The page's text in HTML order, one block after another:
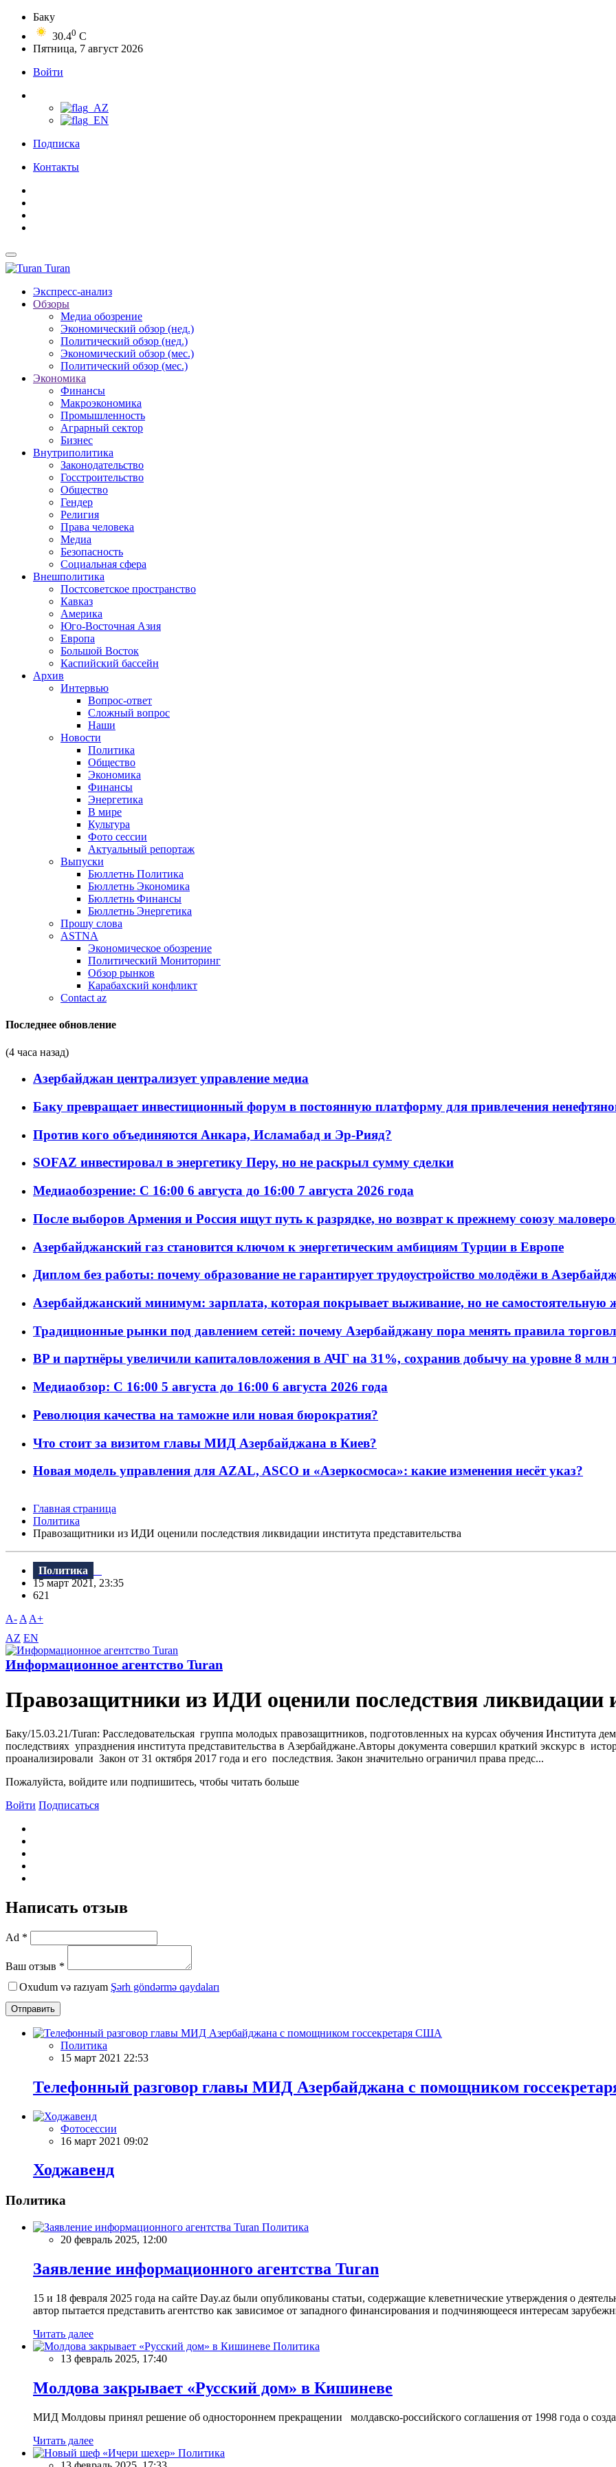
Баку
30.40 C
Пятница, 7 август 2026
Войти
Подписка
Контакты
Turan
Экспресс-анализ
Обзоры
Медиа обозрение
Экономический обзор (нед.)
Политический обзор (нед.)
Экономический обзор (мес.)
Политический обзор (мес.)
Экономика
Финансы
Макроэкономика
Промышленность
Аграрный сектор
Бизнес
Внутриполитика
Законодательство
Госстроительство
Общество
Гендер
Религия
Права человека
Медиа
Безопасность
Социальная сфера
Внешполитика
Постсоветское пространство
Кавказ
Америка
Юго-Восточная Азия
Европа
Большой Восток
Каспийский бассейн
Архив
Интервью
Вопрос-ответ
Сложный вопрос
Наши
Новости
Политика
Общество
Экономика
Финансы
Энергетика
В мире
Культура
Фото сессии
Актуальный репортаж
Выпуски
Бюллетнь Политика
Бюллетнь Экономика
Бюллетнь Финансы
Бюллетнь Энергетика
Прошу слова
ASTNA
Экономическое обозрение
Политический Мониторинг
Обзор рынков
Карабахский конфликт
Contact az
Последнее обновление
(4 часа назад)
Азербайджан централизует управление медиа
Баку превращает инвестиционный форум в постоянную платформу для привлечения
Против кого объединяются Анкара, Исламабад и Эр-Рияд?
SOFAZ инвестировал в энергетику Перу, но не раскрыл сумму сделки
Медиаобозрение: С 16:00 6 августа до 16:00 7 августа 2026 года
После выборов Армения и Россия ищут путь к разрядке, но возврат к прежнему союзу
Азербайджанский газ становится ключом к энергетическим амбициям Турции в Европе
Диплом без работы: почему образование не гарантирует трудоустройство молодёжи в
Азербайджанский минимум: зарплата, которая покрывает выживание, но не самостоятельную
Традиционные рынки под давлением сетей: почему Азербайджану пора менять правила
BP и партнёры увеличили капиталовложения в АЧГ на 31%, сохранив добычу на уровне 8 млн
Медиаобзор: С 16:00 5 августа до 16:00 6 августа 2026 года
Революция качества на таможне или новая бюрократия?
Что стоит за визитом главы МИД Азербайджана в Киев?
Новая модель управления для AZAL, ASCO и «Азеркосмоса»: какие изменения несёт указ?
Главная страница
Политика
Правозащитники из ИДИ оценили последствия ликвидации института представительства
Политика
15 март 2021, 23:35
621
A- A A+
AZ EN
Информационное агентство Turan
Правозащитники из ИДИ оценили последствия ликвидации
Баку/15.03.21/Turan: Расследовательская группа молодых правозащитников, подготовленных на курсах обучения Института
последствиях упразднения института представительства в Азербайджане.Авторы документа совершил краткий экскурс в
проанализировали Закон от 31 октября 2017 года и его последствия. Закон значительно ограничил права предс...
Пожалуйста, войдите или подпишитесь, чтобы читать больше
Войти Подписаться
Написать отзыв
Ad *
Ваш отзыв *
Oxudum və razıyam Şərh göndərmə qaydaları
Отправить
Политика
15 март 2021 22:53
Телефонный разговор главы МИД Азербайджана с помощником
Фотосессии
16 март 2021 09:02
Ходжавенд
Политика
Политика
20 февраль 2025, 12:00
Заявление информационного агентства Turan
15 и 18 февраля 2025 года на сайте Day.az были опубликованы статьи, содержащие клеветнические утверждения о
автор пытается представить агентство как зависимое от западного финансирования и подчиняющееся интересам
Читать далее
Политика
13 февраль 2025, 17:40
Молдова закрывает «Русский дом» в Кишиневе
МИД Молдовы принял решение об одностороннем прекращении молдавско-российского соглашения от 1998 года о
Читать далее
Политика